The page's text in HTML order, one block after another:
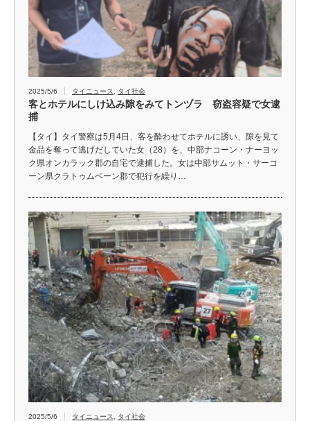
2025/5/6 タイニュース タイ社会
客とホテルにしけ込み隙をみてトンヅラ 窃盗容疑で女逮
捕
【タイ】タイ警察は5月4日、客を酔わせてホテルに誘い、隙を見て
金品を奪って逃げだしていた女（28）を、中部ナコーン・ナーヨッ
ク県オンカラック郡の自宅で逮捕した。女は中部サムット・サーコ
ーン県クラトゥムベーン郡で犯行を繰り…
2025/5/6 タイニュース タイ社会